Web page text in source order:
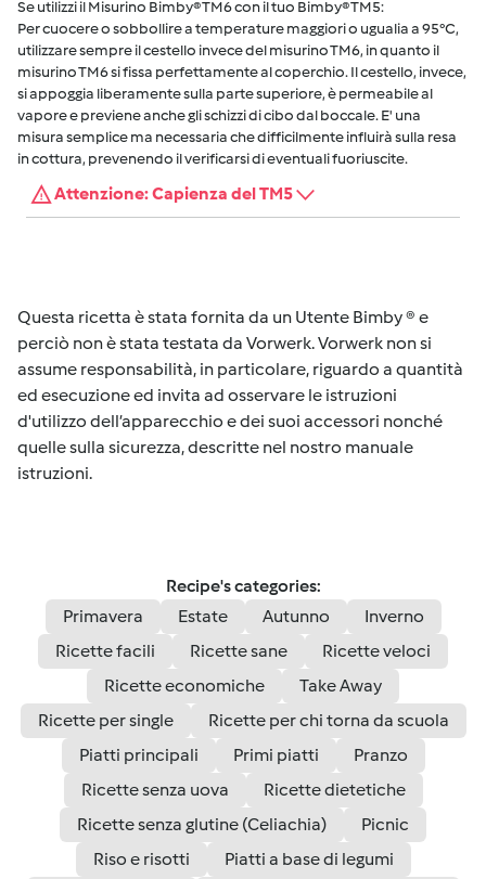
Se utilizzi il Misurino Bimby® TM6 con il tuo Bimby® TM5:
Per cuocere o sobbollire a temperature maggiori o ugualia a 95°C,
utilizzare sempre il cestello invece del misurino TM6, in quanto il
misurino TM6 si fissa perfettamente al coperchio. Il cestello, invece,
si appoggia liberamente sulla parte superiore, è permeabile al
vapore e previene anche gli schizzi di cibo dal boccale. E' una
misura semplice ma necessaria che difficilmente influirà sulla resa
in cottura, prevenendo il verificarsi di eventuali fuoriuscite.
Attenzione: Capienza del TM5
Questa ricetta è stata fornita da un Utente Bimby ® e
perciò non è stata testata da Vorwerk. Vorwerk non si
assume responsabilità, in particolare, riguardo a quantità
ed esecuzione ed invita ad osservare le istruzioni
d'utilizzo dell’apparecchio e dei suoi accessori nonché
quelle sulla sicurezza, descritte nel nostro manuale
istruzioni.
Recipe's categories:
Primavera
Estate Autunno
Inverno
Ricette facili
Ricette sane
Ricette veloci
Ricette economiche
Take Away
Ricette per single
Ricette per chi torna da scuola
Piatti principali
Primi piatti
Pranzo
Ricette senza uova
Ricette dietetiche
Ricette senza glutine (Celiachia)
Picnic
Riso e risotti
Piatti a base di legumi